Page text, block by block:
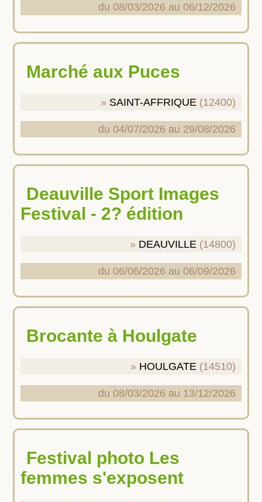
du 08/03/2026 au 06/12/2026
Marché aux Puces
SAINT-AFFRIQUE (12400)
du 04/07/2026 au 29/08/2026
Deauville Sport Images
Festival - 2? édition
DEAUVILLE (14800)
du 06/06/2026 au 06/09/2026
Brocante à Houlgate
HOULGATE (14510)
du 08/03/2026 au 13/12/2026
Festival photo Les
femmes s'exposent